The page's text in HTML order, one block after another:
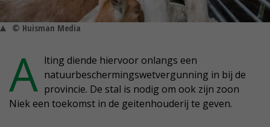
© Huisman Media
A lting diende hiervoor onlangs een
natuurbeschermingswetvergunning in bij de
provincie. De stal is nodig om ook zijn zoon
Niek een toekomst in de geitenhouderij te geven.